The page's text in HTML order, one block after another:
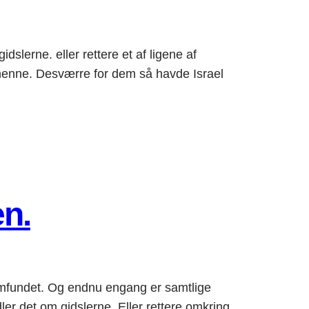
eller rettere et af ligene af
Desværre for dem så havde Israel
Og endnu engang er samtlige